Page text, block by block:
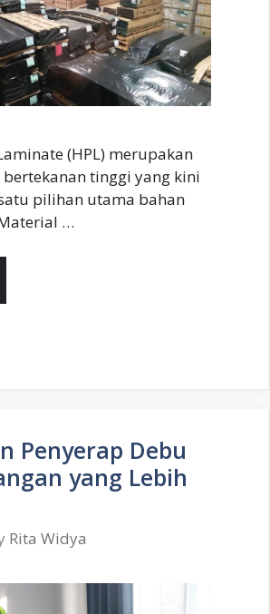
(HPL) merupakan
tinggi yang kini
pilihan utama bahan
…
Penyerap Debu
yang Lebih
Rita Widya